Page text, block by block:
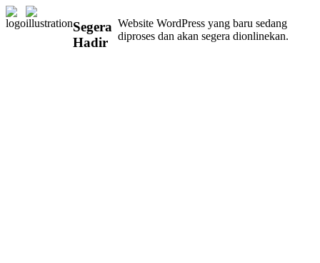
Segera
Hadir
Website WordPress yang baru sedang
diproses dan akan segera dionlinekan.